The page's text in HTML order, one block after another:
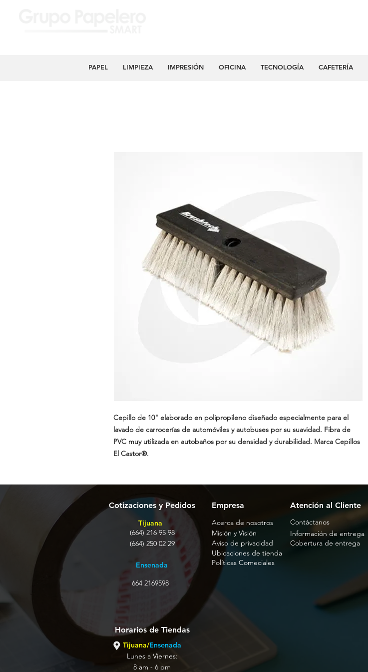
PAPEL LIMPIEZA IMPRESIÓN OFICINA TECNOLOGÍA CAFETERÍA
Cepillo de 10" elaborado en polipropileno diseñado especialmente para el
lavado de carrocerías de automóviles y autobuses por su suavidad. Fibra de
PVC muy utilizada en autobaños por su densidad y durabilidad. Marca Cepillos
El Castor®.
Cotizaciones y Pedidos
Tijuana
(664) 216 95 98
(664) 250 02 29
Ensenada
Empresa
Acerca de nosotros
Misión y Visión
Aviso de privacidad
Ubicaciones de tienda
Atención al Cliente
Contáctanos
Información de entrega
Cobertura de entrega
Políticas Comeciales
664 2169598
Horarios de Tiendas
Tijuana/Ensenada
Lunes a Viernes:
8 am - 6 pm